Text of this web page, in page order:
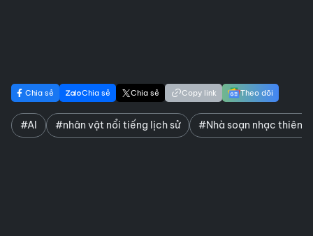
Chia sẻ Chia sẻ Chia sẻ Copy link Theo dõi
#AI #nhân vật nổi tiếng lịch sử #Nhà soạn nhạc thiên